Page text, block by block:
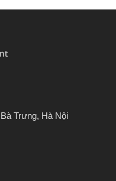
Trưng, Hà Nội